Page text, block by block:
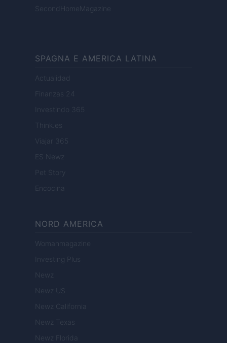
SecondHomeMagazine
SPAGNA E AMERICA LATINA
Actualidad
Finanzas 24
Investindo 365
Think.es
Viajar 365
ES Newz
Pet Story
Encocina
NORD AMERICA
Womanmagazine
Investing Plus
Newz
Newz US
Newz California
Newz Texas
Newz Florida